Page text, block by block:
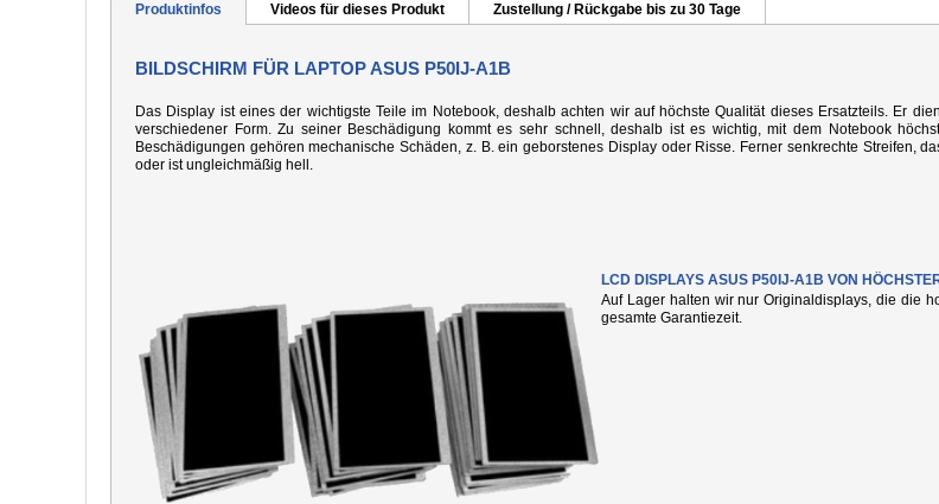
Produktinfos Videos für dieses Produkt Zustellung / Rückgabe bis zu 30 Tage
BILDSCHIRM FÜR LAPTOP ASUS P50IJ-A1B
Das Display ist eines der wichtigste Teile im Notebook, deshalb achten wir auf höchste Qualität dieses Ersatzteils. Er
verschiedener Form. Zu seiner Beschädigung kommt es sehr schnell, deshalb ist es wichtig, mit dem Notebook
Beschädigungen gehören mechanische Schäden, z. B. ein geborstenes Display oder Risse. Ferner senkrechte Streifen,
oder ist ungleichmäßig hell.
LCD DISPLAYS ASUS P50IJ-A1B VON
Auf Lager halten wir nur Originaldisplays, die die
gesamte Garantiezeit.